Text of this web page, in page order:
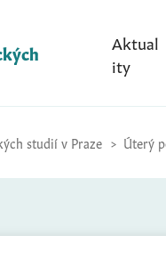
Aktual
ity
studií v Praze Úterý